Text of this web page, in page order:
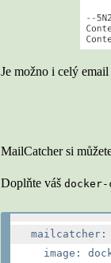
Je možno i celý
MailCatcher si
Doplňte váš docker-
mailcatcher:
image: